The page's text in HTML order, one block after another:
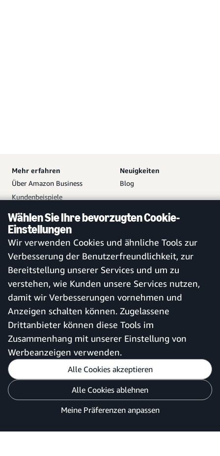
Wählen Sie Ihre bevorzugten Cookie-
Einstellungen
Wir verwenden Cookies und ähnliche Tools zur
Verbesserung der Benutzerfreundlichkeit, zur
Bereitstellung unserer Services und um zu
verstehen, wie Kunden unsere Services nutzen,
damit wir Verbesserungen vornehmen und
Anzeigen schalten können. Zugelassene
Drittanbieter können diese Tools im
Zusammenhang mit unserer Einstellung von
Werbeanzeigen verwenden.
Alle Cookies akzeptieren
Alle Cookies ablehnen
Meine Präferenzen anpassen
Mehr erfahren
Über Amazon Business
Kundenbeispiele
Neuigkeiten
Blog
Hilfe
Vetrieb kontaktieren
Hilfe und Kundendienst
Sitemap
Ihr Amazon Business
Kostenloses Konto erstellen
Bei bestehendem Konto
anmelden
Amazon Business-App
Deutschland
Meine Präferenzen anpassen
Datenschutzhinweis
Cookies und Werbung